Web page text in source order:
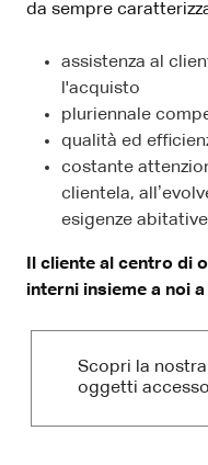
da sempre
assistenza al
l'acquisto
pluriennale
qualità ed
costante
clientela,
esigenze abitative
Il cliente al centro di
interni insieme a noi
Scopri la
oggetti